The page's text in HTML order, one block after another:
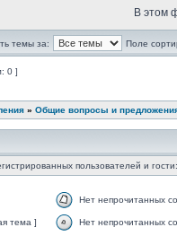
В этом
темы за: Поле
0 ]
» Общие вопросы и
пользователей и
Нет непрочитанных
тема ] Нет непрочитанных